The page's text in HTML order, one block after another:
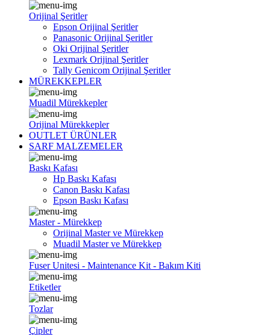
Orijinal Şeritler
Epson Orijinal Şeritler
Panasonic Orijinal Şeritler
Oki Orijinal Şeritler
Lexmark Orijinal Şeritler
Tally Genicom Orijinal Şeritler
MÜREKKEPLER
Muadil Mürekkepler
Orijinal Mürekkepler
OUTLET ÜRÜNLER
SARF MALZEMELER
Baskı Kafası
Hp Baskı Kafası
Canon Baskı Kafası
Epson Baskı Kafası
Master - Mürekkep
Orijinal Master ve Mürekkep
Muadil Master ve Mürekkep
Fuser Unitesi - Maintenance Kit - Bakım Kiti
Etiketler
Tozlar
Çipler